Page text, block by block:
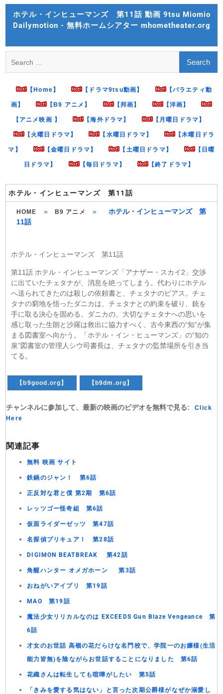
Skip
content
ホテル・インヒューマンズ 第11話 動画 9tsu Miomio
Dailymotion - 無料ホームシアター mhometheater.org
for:
【Home】 【ドラマ9tsu動画】 【バラエティ動
画】 【B9 アニメ】 【邦画】 【洋画】
【アニメ映画 】 【海外ドラマ】 【月曜日ドラマ】
【火曜日ドラマ】 【水曜日ドラマ】 【木曜日ドラ
マ】 【金曜日ドラマ】 【土曜日ドラマ】 【日曜
日ドラマ】 【毎日ドラマ】 【終了ドラマ】
ホテル・インヒューマンズ 第11話
HOME » B9 アニメ »
ホテル・インヒューマンズ 第
11話
ホテル・インヒューマンズ 第11話
第11話 ホテル・インヒューマンズ「アナザー・スカイ2」交渉
に出ていたチェタナが、消息を絶ってしまう。代わりにホテル
へ送られてきたのは殺しの依頼書と、チェタナのピアス。チェ
タナの窮地を悟ったダニカは、チェタナとの約束を破り、銃を
手に取る決心を固める。ダニカの、大切なチェタナへの思いを
感じ取った生朗と沙羅は救出に協力すべく、古今東西の“知”が集
まる図書室へ向かう。「ホテル・イン・ヒューマンズ」の“知の
泉”図書室の管理人シウ司書長は、チェタナの監禁場所を引き当
てる。
【b9good.org】 【b9dm.org】
チャンネルに参加して、最新の映画のビデオを無料で見る:
Click
Here
関連記事
無料 映画 サイト
鉄鍋のジャン！ 第6話
正反対な君と僕 第2期 第6話
レッツゴー怪奇組 第6話
仮面ライダーゼッツ 第47話
名探偵プリキュア！ 第28話
DIGIMON BEATBREAK 第42話
角醒ハンター オメガホーン 第3話
おねがいアイプリ 第19話
MAO 第19話
魔法少女リリカルなのは EXCEEDS Gun Blaze Vengeance 第
6話
才女のお世話 高嶺の花だらけな名門校で、学院一のお嬢様(生活
能力皆無)を陰ながらお世話することになりました 第6話
花織さんは転生しても喧嘩がしたい 第5話
「きみを愛する気はない」と言った次期公爵様がなぜか溺愛し